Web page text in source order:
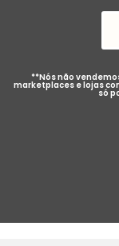
**Nós não
marketplaces e lojas
só